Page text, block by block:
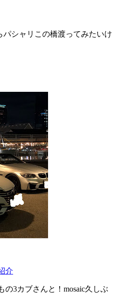
シャリこの橋渡ってみたいけ
介
3カブさんと！mosaic久しぶ